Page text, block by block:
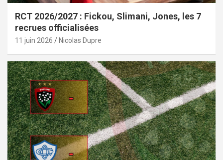
RCT 2026/2027 : Fickou, Slimani, Jones, les 7
recrues officialisées
11 juin 2026 Nicolas Dupre